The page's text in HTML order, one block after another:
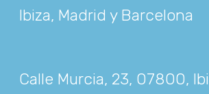
Ibiza, Madrid y Barcelona
Calle Murcia, 23, 07800,